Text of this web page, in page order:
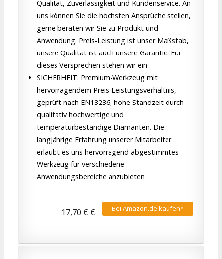
Qualität, Zuverlässigkeit und Kundenservice. An
uns können Sie die höchsten Ansprüche stellen,
gerne beraten wir Sie zu Produkt und
Anwendung. Preis-Leistung ist unser Maßstab,
unsere Qualität ist auch unsere Garantie. Für
dieses Versprechen stehen wir ein
SICHERHEIT: Premium-Werkzeug mit
hervorragendem Preis-Leistungsverhältnis,
geprüft nach EN13236, hohe Standzeit durch
qualitativ hochwertige und
temperaturbeständige Diamanten. Die
langjährige Erfahrung unserer Mitarbeiter
erlaubt es uns hervorragend abgestimmtes
Werkzeug für verschiedene
Anwendungsbereiche anzubieten
Bei Amazon.de kaufen*
17,70 € €